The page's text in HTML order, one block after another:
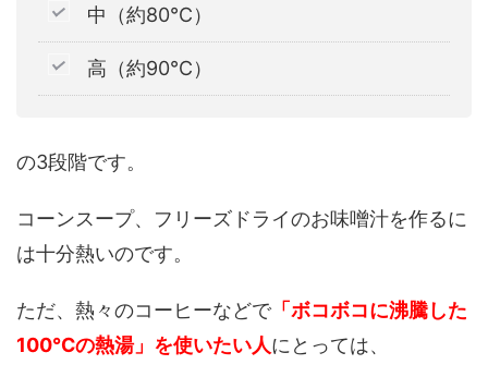
中（約80℃）
高（約90℃）
の3段階です。
コーンスープ、フリーズドライのお味噌汁を作るに
は十分熱いのです。
ただ、熱々のコーヒーなどで「ボコボコに沸騰した
100℃の熱湯」を使いたい人にとっては、